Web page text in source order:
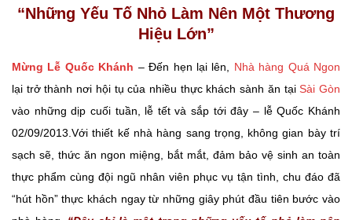
“Những Yếu Tố Nhỏ Làm Nên Một Thương
Hiệu Lớn”
Mừng Lễ Quốc Khánh – Đến hẹn lại lên, Nhà hàng Quá Ngon
lại trở thành nơi hội tụ của nhiều thực khách sành ăn tạiSài Gòn
vào những dịp cuối tuần, lễ tết và sắp tới đây – lễ Quốc Khánh
02/09/2013. Với thiết kế nhà hàng sang trọng, không gian bày trí
sạch sẽ, thức ăn ngon miệng, bắt mắt, đảm bảo vệ sinh an toàn
thực phẩm cùng đội ngũ nhân viên phục vụ tận tình, chu đáo đã
“hút hồn” thực khách ngay từ những giây phút đầu tiên bước vào